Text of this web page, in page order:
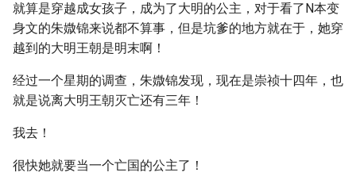
就算是穿越成女孩子，成为了大明的公主，对于看了N本变
身文的朱媺锦来说都不算事，但是坑爹的地方就在于，她穿
越到的大明王朝是明末啊！
经过一个星期的调查，朱媺锦发现，现在是崇祯十四年，也
就是说离大明王朝灭亡还有三年！
我去！
很快她就要当一个亡国的公主了！